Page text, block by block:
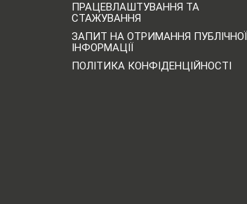
ПРАЦЕВЛАШТУВАННЯ ТА
СТАЖУВАННЯ
ЗАПИТ НА ОТРИМАННЯ ПУБЛІЧНОЇ
ІНФОРМАЦІЇ
ПОЛІТИКА КОНФІДЕНЦІЙНОСТІ